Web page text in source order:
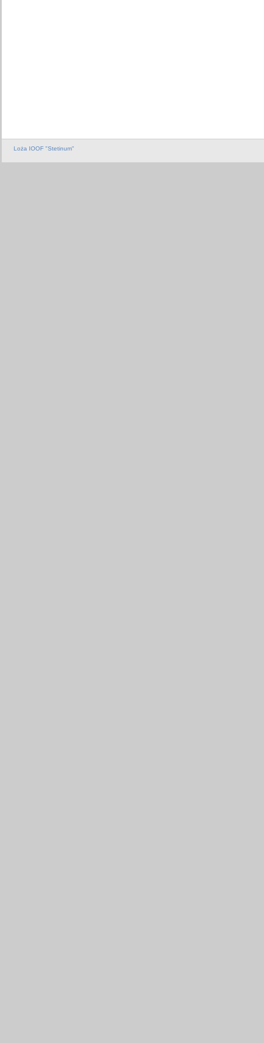
Loża IOOF "Stetinum"